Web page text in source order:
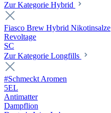
Zur Kategorie Hybrid
Fiasco Brew Hybrid Nikotinsalze
Revoltage
SC
Zur Kategorie Longfills
#Schmeckt Aromen
5EL
Antimatter
Dampflion